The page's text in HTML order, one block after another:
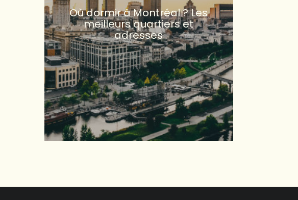
Où dormir à Montréal ? Les
meilleurs quartiers et
adresses